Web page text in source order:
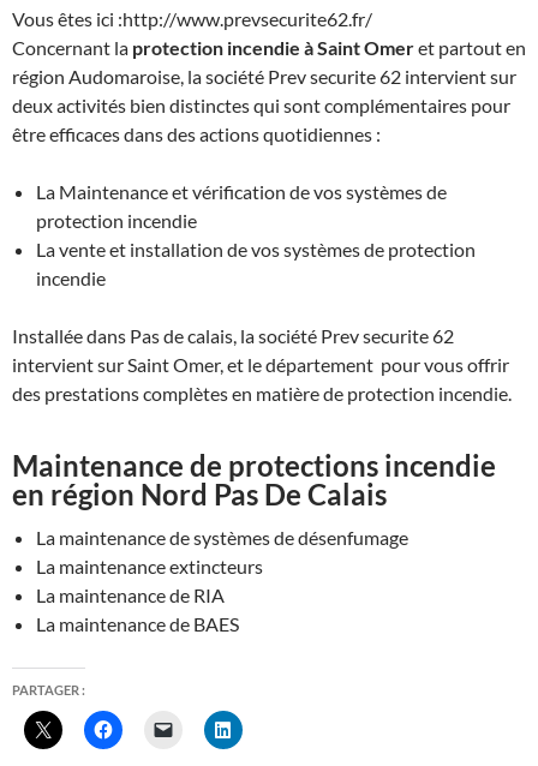
Vous êtes ici :http://www.prevsecurite62.fr/
Concernant la protection incendie à Saint Omeret partout en
région Audomaroise, la société Prev securite 62 intervient sur
deux activités bien distinctes qui sont complémentaires pour
être efficaces dans des actions quotidiennes :
La Maintenance et vérification de vos systèmes de
protection incendie
La vente et installation de vos systèmes de protection
incendie
Installée dans Pas de calais, la société Prev securite 62
intervient sur Saint Omer, et le département pour vous offrir
des prestations complètes en matière de protection incendie.
Maintenance de protections incendie
en région Nord Pas De Calais
La maintenance de systèmes de désenfumage
La maintenance extincteurs
La maintenance de RIA
La maintenance de BAES
PARTAGER :